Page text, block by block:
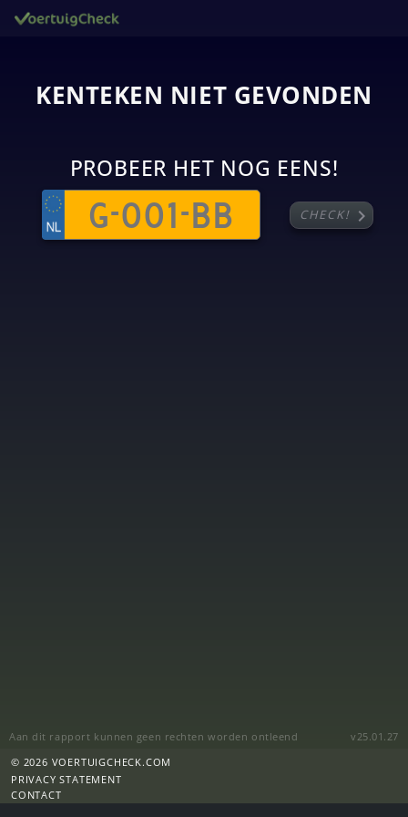
KENTEKEN NIET GEVONDEN
PROBEER HET NOG EENS!
CHECK! chevron_right
Aan dit rapport kunnen geen rechten worden ontleend
v25.01.27
© 2026 VOERTUIGCHECK.COM
PRIVACY STATEMENT
CONTACT